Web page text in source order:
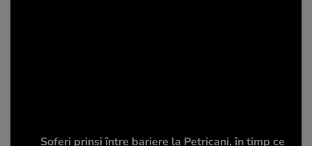
Șoferi prinși între bariere la Petricani, în timp ce